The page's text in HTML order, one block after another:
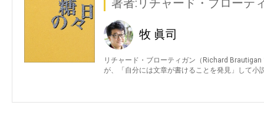
著者:リチャード・ブローテ
牧 眞司
リチャード・ブローティガン（Richard
が、「自分には文章が書けることを発見」して小